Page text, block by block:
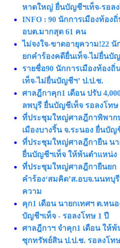
หาดใหญ่ ยื่นบัญชีฯเท็จ-รอลง
INFO : 90 นักการเมืองท้อง
อบต.มากสุด 61 คน
ไม่จงใจ-ขาดอายุความ!22
ยกคำร้องคดียื่นเท็จ-ไม่ยื่นบั
รายชื่อ90 นักการเมืองท้อง
เท็จ-ไม่ยื่นบัญชีฯ’ ป.ป.ช.
ศาลฎีกาคุก1 เดือน ปรับ
ลพบุรี ยื่นบัญชีเท็จ รอลงโทษ
ที่ประชุมใหญ่ศาลฎีกาพิพาก
เมืองบางริ้น จ.ระนอง ยื่นบัญ
ที่ประชุมใหญ่ศาลฎีกายืน น
ยื่นบัญชีฯเท็จ ให้พ้นตําแหน่ง
ที่ประชุมใหญ่ศาลฎีกายืนยก
คำร้อง‘สมคิด’ส.อบจ.นนท
ความ
คุก1 เดือน นายกเทศฯ ต.หน
บัญชีฯเท็จ - รอลงโทษ 1 ปี
ศาลฎีกาฯ จําคุก1 เดือน ให้
ซุกทรัพย์สิน ป.ป.ช. รอลงโท